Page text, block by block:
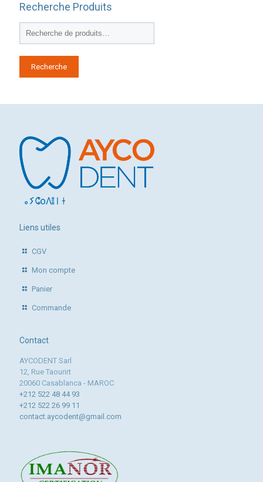
Recherche Produits
Recherche
Liens utiles
CGV
Mon compte
Panier
Commande
Contact
AYCODENT Sarl
12, Rue Taourirt
20060 Casablanca - MAROC
+212 522 48 44 93
+212 522 26 99 11
contact.aycodent@gmail.com